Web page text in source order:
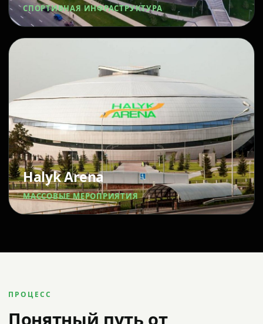
СПОРТИВНАЯ ИНФРАСТРУКТУРА
Halyk Arena
МАССОВЫЕ МЕРОПРИЯТИЯ
ПРОЦЕСС
Понятный путь от